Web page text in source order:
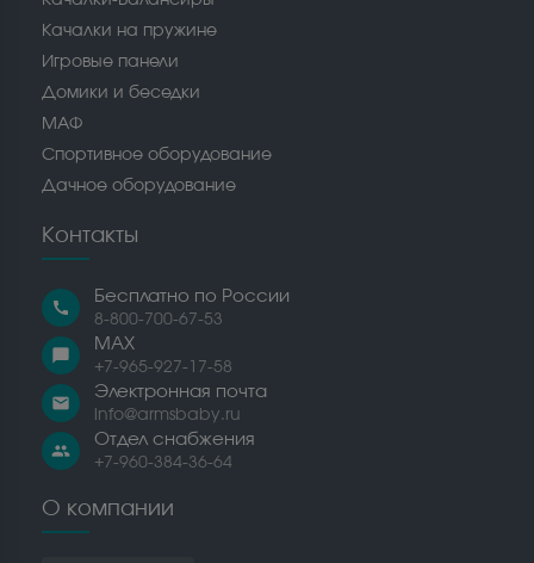
Качалки на пружине
Игровые панели
Домики и беседки
МАФ
Спортивное оборудование
Дачное оборудование
Контакты
call
Бесплатно по России
8-800-700-67-53
chat_bubble
MAX
+7-965-927-17-58
email
Электронная почта
info@armsbaby.ru
people
Отдел снабжения
+7-960-384-36-64
О компании